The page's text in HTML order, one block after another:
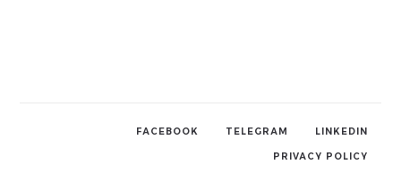
LINKEDIN
TELEGRAM
FACEBOOK
PRIVACY POLICY